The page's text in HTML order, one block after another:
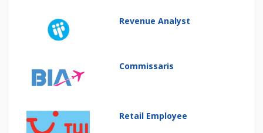
Revenue Analyst
Commissaris
Retail Employee